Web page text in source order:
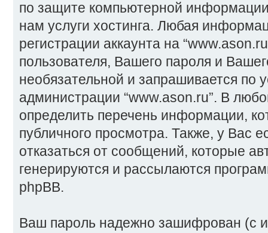
по защите компьютерной
нам услуги хостинга. Любая
регистрации аккаунта на
пользователя, Вашего пароля и
необязательной и запрашивается по
администрации “www.ason.ru”. В
определить перечень информации,
публичного просмотра. Также, у Вас
отказаться от сообщений, которые
генерируются и рассылаются
phpBB.
Ваш пароль надежно зашифрован (с